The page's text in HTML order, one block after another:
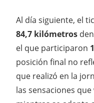
Al día siguiente, el
84,7 kilómetros
el que participaron
posición final no
que realizó en la
las sensaciones